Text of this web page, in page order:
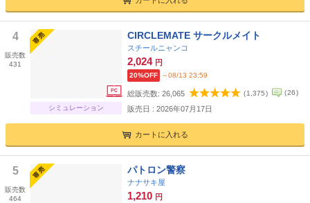
4
販売数
431
シミュレーション
CIRCLEMATE サークルメイト
スチールニャンコ
2,024 円
20%OFF ～08/13 23:59
総販売数: 26,065 (1,375) (26)
販売日 : 2026年07月17日
カートに入れる
5
販売数
464
パトロン警察
ナナサキ屋
1,210 円